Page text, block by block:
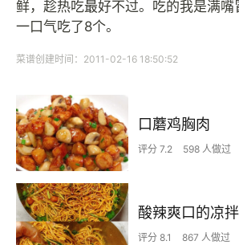
鲜，趁热吃最好不过。吃的我是满嘴
一口气吃了8个。
菜谱创建时间：2011-02-16 18:50:52
口蘑鸡胸肉
评分 7.2 598 人做过
评分 8.1 867 人做过